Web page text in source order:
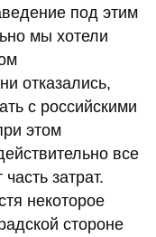
под этим
мы хотели
отказались,
с российскими
этом
все
затрат.
некоторое
стороне